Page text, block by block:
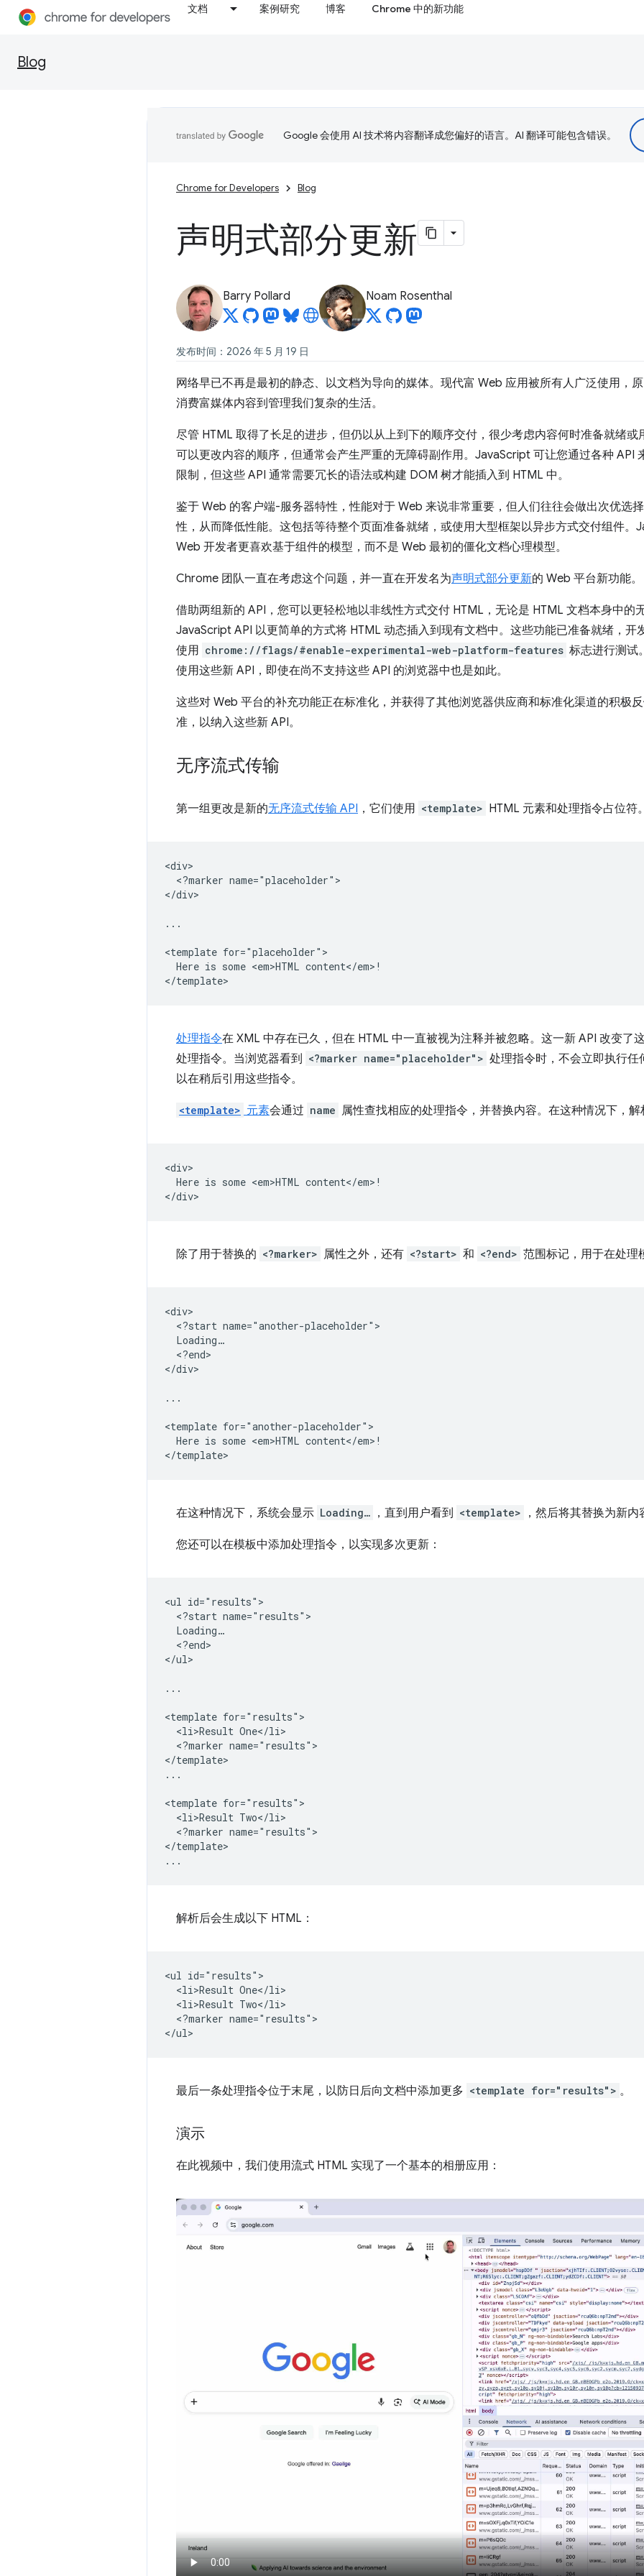
文档 案例研究 博客 Chrome 中的新功能
Blog
Google 会使用 AI 技术将内容翻译成您偏好的语言。AI 翻译可能包含错误。
Chrome for Developers Blog
声明式部分更新
Barry Pollard Noam Rosenthal
发布时间：2026 年 5 月 19 日
网络早已不再是最初的静态、以文档为导向的媒体。现代富 Web 应用被所有人广泛使用，
消费富媒体内容到管理我们复杂的生活。
尽管 HTML 取得了长足的进步，但仍以从上到下的顺序交付，很少考虑内容何时准备就绪或
可以更改内容的顺序，但通常会产生严重的无障碍副作用。JavaScript 可让您通过各种 API
限制，但这些 API 通常需要冗长的语法或构建 DOM 树才能插入到 HTML 中。
鉴于 Web 的客户端-服务器特性，性能对于 Web 来说非常重要，但人们往往会做出次优选
性，从而降低性能。这包括等待整个页面准备就绪，或使用大型框架以异步方式交付组件。
Web 开发者更喜欢基于组件的模型，而不是 Web 最初的僵化文档心理模型。
Chrome 团队一直在考虑这个问题，并一直在开发名为声明式部分更新的 Web 平台新功能。
借助两组新的 API，您可以更轻松地以非线性方式交付 HTML，无论是 HTML 文档本身中的
JavaScript API 以更简单的方式将 HTML 动态插入到现有文档中。这些功能已准备就绪，开
使用 chrome://flags/#enable-experimental-web-platform-features 标志进行测试
使用这些新 API，即使在尚不支持这些 API 的浏览器中也是如此。
这些对 Web 平台的补充功能正在标准化，并获得了其他浏览器供应商和标准化渠道的积极
准，以纳入这些新 API。
无序流式传输
第一组更改是新的无序流式传输 API ，它们使用 <template> HTML 元素和处理指令占位符
<div>
  <?marker name="placeholder">
</div>
...
<template for="placeholder">
  Here is some <em>HTML content</em>!
处理指令在 XML 中存在已久，但在 HTML 中一直被视为注释并被忽略。这一新 API 改变了
处理指令。当浏览器看到 <?marker name="placeholder"> 处理指令时，不会立即执行
以在稍后引用这些指令。
<template> 元素会通过 name 属性查找相应的处理指令，并替换内容。在这种情况下，
<div>
  Here is some <em>HTML content</em>!
除了用于替换的 <?marker> 属性之外，还有 <?start> 和 <?end> 范围标记，用于在处理
<div>
  <?start name="another-placeholder">
  Loading…
  <?end>
</div>
...
<template for="another-placeholder">
  Here is some <em>HTML content</em>!
在这种情况下，系统会显示 Loading… ，直到用户看到 <template> ，然后将其替换为新内
您还可以在模板中添加处理指令，以实现多次更新：
<ul id="results">
  <?start name="results">
  Loading…
  <?end>
</ul>
...
<template for="results">
  <li>Result One</li>
  <?marker name="results">
</template>
...
<template for="results">
  <li>Result Two</li>
  <?marker name="results">
</template>
解析后会生成以下 HTML：
<ul id="results">
  <li>Result One</li>
  <li>Result Two</li>
  <?marker name="results">
最后一条处理指令位于末尾，以防日后向文档中添加更多 <template for="results"> 。
演示
在此视频中，我们使用流式 HTML 实现了一个基本的相册应用：